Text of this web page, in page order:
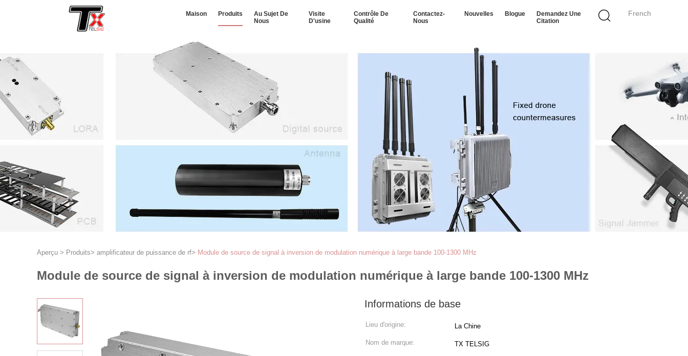
French
Maison Produits
Au Sujet De
Nous
Visite
D'usine
Contrôle De
Qualité
Contactez-
Nous
Nouvelles Blogue
Demandez Une
Citation
Aperçu > Produits> amplificateur de puissance de rf> Module de source de signal à inversion de modulation numérique à large bande 100-1300 MHz
Module de source de signal à inversion de modulation numérique à large bande 100-1300 MHz
Informations de base
Lieu d'origine: La Chine
Nom de marque: TX TELSIG